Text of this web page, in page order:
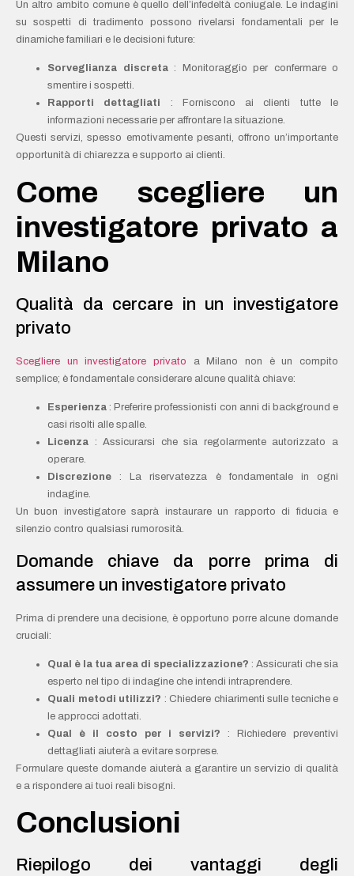
Un altro ambito comune è quello dell’infedeltà coniugale. Le indagini
su sospetti di tradimento possono rivelarsi fondamentali per le
dinamiche familiari e le decisioni future:
Sorveglianza discreta: Monitoraggio per confermare o
smentire i sospetti.
Rapporti dettagliati : Forniscono ai clienti tutte le
informazioni necessarie per affrontare la situazione.
Questi servizi, spesso emotivamente pesanti, offrono un’importante
opportunità di chiarezza e supporto ai clienti.
Come scegliere un
investigatore privato a
Milano
Qualità da cercare in un investigatore
privato
Scegliere un investigatore privato a Milano non è un compito
semplice; è fondamentale considerare alcune qualità chiave:
Esperienza : Preferire professionisti con anni di background e
casi risolti alle spalle.
Licenza : Assicurarsi che sia regolarmente autorizzato a
operare.
Discrezione : La riservatezza è fondamentale in ogni
indagine.
Un buon investigatore saprà instaurare un rapporto di fiducia e
silenzio contro qualsiasi rumorosità.
Domande chiave da porre prima di
assumere un investigatore privato
Prima di prendere una decisione, è opportuno porre alcune domande
cruciali:
Qual è la tua area di specializzazione? : Assicurati che sia
esperto nel tipo di indagine che intendi intraprendere.
Quali metodi utilizzi? : Chiedere chiarimenti sulle tecniche e
le approcci adottati.
Qual è il costo per i servizi? : Richiedere preventivi
dettagliati aiuterà a evitare sorprese.
Formulare queste domande aiuterà a garantire un servizio di qualità
e a rispondere ai tuoi reali bisogni.
Conclusioni
Riepilogo dei vantaggi degli